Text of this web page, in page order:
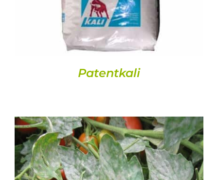
Patentkali